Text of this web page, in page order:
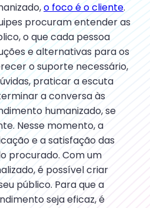
o foco é o cliente.
procuram entender as
o que cada pessoa
e alternativas para os
o suporte necessário,
praticar a escuta
a conversa às
humanizado, se
Nesse momento, a
e a satisfação das
procurado. Com um
é possível criar
público. Para que a
seja eficaz, é